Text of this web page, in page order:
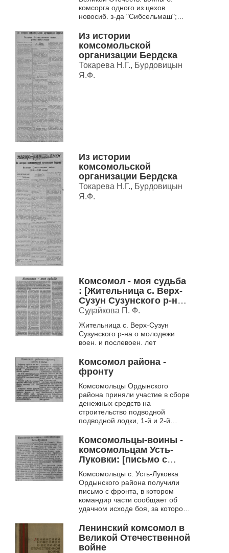
комсорга одного из цехов
новосиб. з-да "Сибсельмаш";
им. XVI парт. съезда; второго ...
Из истории
комсомольской
организации Бердска
Токарева Н.Г., Бурдовицын
Я.Ф.
Из истории
комсомольской
организации Бердска
Токарева Н.Г., Бурдовицын
Я.Ф.
Комсомол - моя судьба
: [Жительница с. Верх-
Сузун Сузунского р-на
о молодежи воен. и
Судайкова П. Ф.
Жительница с. Верх-Сузун
Сузунского р-на о молодежи
воен. и послевоен. лет
Комсомол района -
фронту
Комсомольцы Ордынского
района приняли участие в сборе
денежных средств на
строительство подводной
подводной лодки, 1-й и 2-й
"Новосибирский комсомолец",
на создание танк...
Комсомольцы-воины -
комсомольцам Усть-
Луковки: [письмо с
фронта]
Комсомольцы с. Усть-Луковка
Ордынского района получили
письмо с фронта, в котором
командир части сообщает об
удачном исходе боя, за которое
Гончаров Александр
Трофимович был нагр...
Ленинский комсомол в
Великой Отечественной
войне